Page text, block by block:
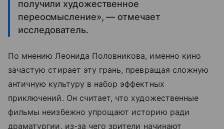
получили художественное
переосмысление», — отмечает
исследователь.
По мнению Леонида Половникова, именно кино
зачастую стирает эту грань, превращая сложную
античную культуру в набор эффектных
приключений. Он считает, что художественные
фильмы неизбежно упрощают историю ради
драматургии, из-за чего зрители начинают